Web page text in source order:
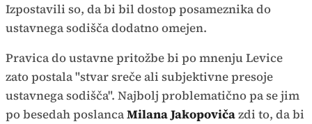
Izpostavili so, da bi bil dostop posameznika do
ustavnega sodišča dodatno omejen.
Pravica do ustavne pritožbe bi po mnenju Levice
zato postala "stvar sreče ali subjektivne presoje
ustavnega sodišča". Najbolj problematično pa se jim
po besedah poslancaMilana Jakopovičazdi to, da bi